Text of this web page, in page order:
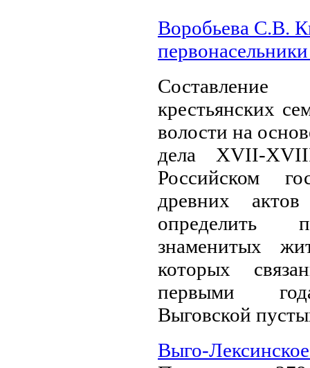
Воробьева С.В.
крестьянских
волости на
дела XVII-
Российском
древних
определить
знаменитых
которых
первыми
Выговской
Выго-